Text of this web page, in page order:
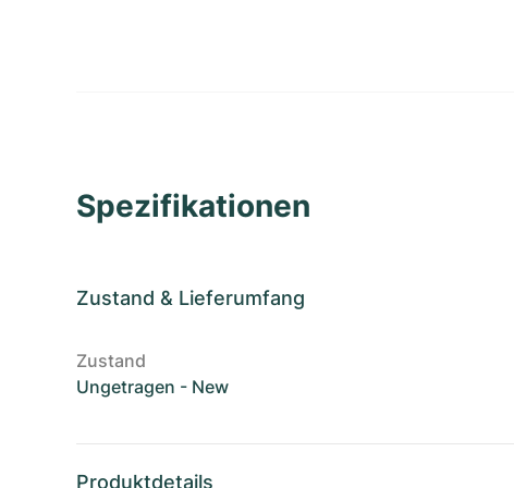
Spezifikationen
Zustand & Lieferumfang
Zustand
Ungetragen - New
Produktdetails